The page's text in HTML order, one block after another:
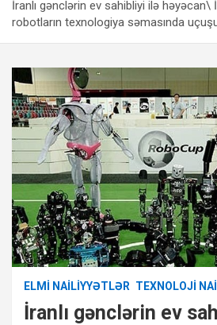
İranlı gənclərin ev sahibliyi ilə həyəcan\
robotların texnologiya səmasında
ELMI NAILIYYƏTLƏR TEXNOLOJI
İranlı gənclərin ev